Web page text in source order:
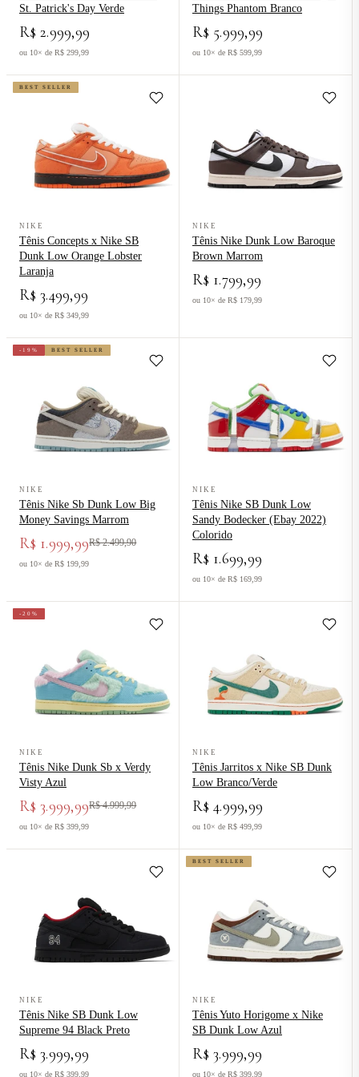
St. Patrick's Day Verde
R$ 2.999,99
ou 10× de R$ 299,99
Things Phantom Branco
R$ 5.999,99
ou 10× de R$ 599,99
BEST SELLER
NIKE
Tênis Concepts x Nike SB
Dunk Low Orange Lobster
Laranja
R$ 3.499,99
ou 10× de R$ 349,99
NIKE
Tênis Nike Dunk Low Baroque
Brown Marrom
R$ 1.799,99
ou 10× de R$ 179,99
-19% BEST SELLER
NIKE
Tênis Nike Sb Dunk Low Big
Money Savings Marrom
R$ 1.999,99R$ 2.499,90
ou 10× de R$ 199,99
NIKE
Tênis Nike SB Dunk Low
Sandy Bodecker (Ebay 2022)
Colorido
R$ 1.699,99
ou 10× de R$ 169,99
-20%
NIKE
Tênis Nike Dunk Sb x Verdy
Visty Azul
R$ 3.999,99R$ 4.999,99
ou 10× de R$ 399,99
NIKE
Tênis Jarritos x Nike SB Dunk
Low Branco/Verde
R$ 4.999,99
ou 10× de R$ 499,99
NIKE
Tênis Nike SB Dunk Low
Supreme 94 Black Preto
R$ 3.999,99
ou 10× de R$ 399,99
BEST SELLER
NIKE
Tênis Yuto Horigome x Nike
SB Dunk Low Azul
R$ 3.999,99
ou 10× de R$ 399,99